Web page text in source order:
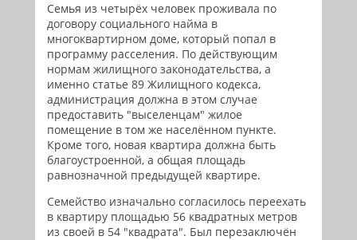
Семья из четырёх человек проживала по
договору социального найма в
многоквартирном доме, который попал в
программу расселения. По действующим
нормам жилищного законодательства, а
именно статье 89 Жилищного кодекса,
администрация должна в этом случае
предоставить "выселенцам" жилое
помещение в том же населённом пункте.
Кроме того, новая квартира должна быть
благоустроенной, а общая площадь
равнозначной предыдущей квартире.
Семейство изначально согласилось переехать
в квартиру площадью 56 квадратных метров
из своей в 54 "квадрата". Был перезаключён